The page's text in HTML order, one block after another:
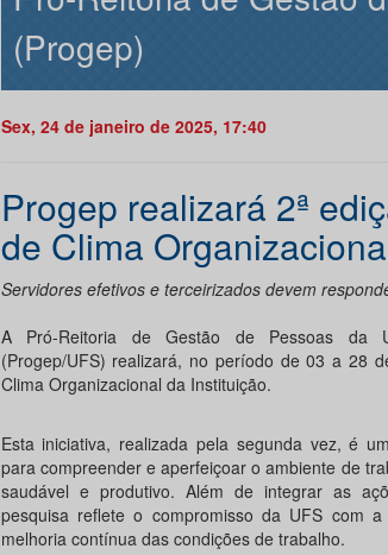
(Progep)
Sex, 24 de janeiro de 2025, 17:40
Progep realizará 2ª
de Clima
Servidores efetivos e terceirizados devem
A Pró-Reitoria de Gestão de Pessoas da
(Progep/UFS) realizará, no período de 03 a 28
Clima Organizacional da Instituição.
Esta iniciativa, realizada pela segunda vez, é
para compreender e aperfeiçoar o ambiente de
saudável e produtivo. Além de integrar as
pesquisa reflete o compromisso da UFS com
melhoria contínua das condições de trabalho.